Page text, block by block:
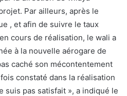
Par ailleurs, après le
, et afin de suivre le taux
cours de réalisation, le wali a
à la nouvelle aérogare de
caché son mécontentement
constaté dans la réalisation
suis pas satisfait », a indiqué le